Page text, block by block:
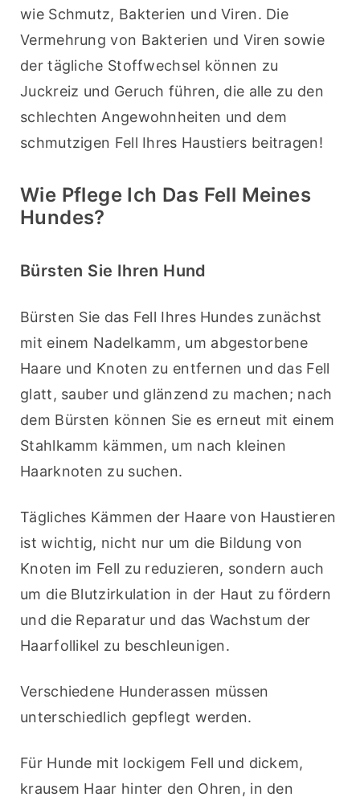
wie Schmutz, Bakterien und Viren. Die
Vermehrung von Bakterien und Viren sowie
der tägliche Stoffwechsel können zu
Juckreiz und Geruch führen, die alle zu den
schlechten Angewohnheiten und dem
schmutzigen Fell Ihres Haustiers beitragen!
Wie Pflege Ich Das Fell Meines
Hundes?
Bürsten Sie Ihren Hund
Bürsten Sie das Fell Ihres Hundes zunächst
mit einem Nadelkamm, um abgestorbene
Haare und Knoten zu entfernen und das Fell
glatt, sauber und glänzend zu machen; nach
dem Bürsten können Sie es erneut mit einem
Stahlkamm kämmen, um nach kleinen
Haarknoten zu suchen.
Tägliches Kämmen der Haare von Haustieren
ist wichtig, nicht nur um die Bildung von
Knoten im Fell zu reduzieren, sondern auch
um die Blutzirkulation in der Haut zu fördern
und die Reparatur und das Wachstum der
Haarfollikel zu beschleunigen.
Verschiedene Hunderassen müssen
unterschiedlich gepflegt werden.
Für Hunde mit lockigem Fell und dickem,
krausem Haar hinter den Ohren, in den